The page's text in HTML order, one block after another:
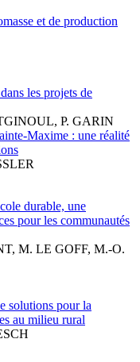
et de production
les projets de
P. GARIN
Maxime : une réalité
durable, une
pour les communautés
M. LE GOFF, M.-O.
solutions pour la
au milieu rural